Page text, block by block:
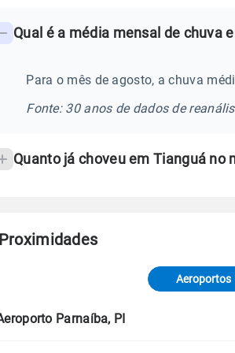
Qual é a média mensal de chuva
Para o mês de agosto, a chuva
Fonte: 30 anos de dados de
Quanto já choveu em Tianguá no
de Tempo e Estudos Climáticos
Proximidades
Aeroportos
Parnaíba, PI